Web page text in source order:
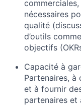
nécessaires
qualité
d’outils
objectifs
Capacité à
Partenaires, à
et à fournir
partenaires et